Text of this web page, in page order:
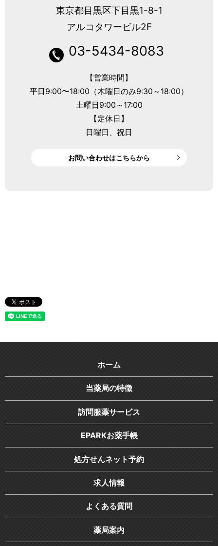
東京都目黒区下目黒1-8-1
アルコタワービル2F
03-5434-8083
【営業時間】
平日9:00〜18:00（木曜日のみ9:30～18:00）
土曜日9:00～17:00
【定休日】
日曜日、祝日
お問い合わせはこちらから
ホーム
当薬局の特徴
訪問服薬サービス
EPARKお薬手帳
処方せんネット予約
求人情報
よくある質問
薬局案内